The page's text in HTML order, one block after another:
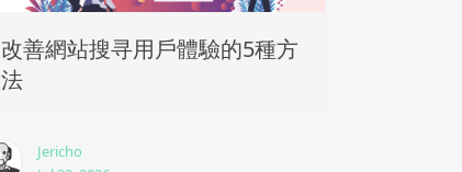
改善網站搜寻用戶體驗的5種方
法
Jericho